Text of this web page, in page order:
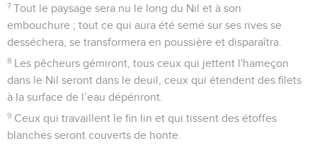
7 Tout le paysage sera nu le long du Nil et à son
embouchure ; tout ce qui aura été semé sur ses rives se
desséchera, se transformera en poussière et disparaîtra.
8 Les pêcheurs gémiront, tous ceux qui jettent l'hameçon
dans le Nil seront dans le deuil, ceux qui étendent des filets
à la surface de l’eau dépériront.
9 Ceux qui travaillent le fin lin et qui tissent des étoffes
blanches seront couverts de honte.